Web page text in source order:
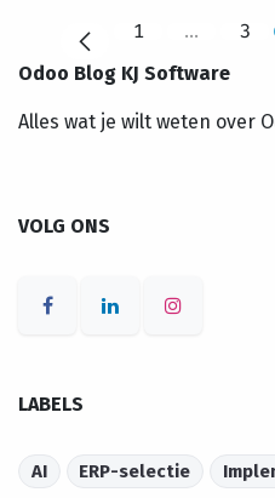
1 … 3
Odoo Blog KJ Software
Alles wat je wilt weten over
VOLG ONS
LABELS
AI ERP-selectie